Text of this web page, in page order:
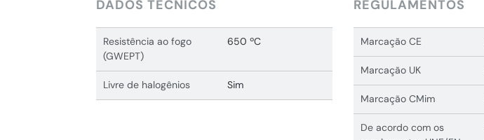
DADOS TÉCNICOS
Resistência ao fogo
(GWEPT)
650 ºC
Livre de halogênios Sim
REGULAMENTOS
Marcação CE
Marcação UK
Marcação CMim
De acordo com os